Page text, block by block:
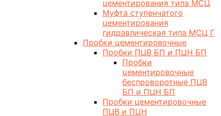
цементирования типа МСЦ
Муфта ступенчатого
цементирования
гидравлическая типа МСЦ Г
Пробки цементировочные
Пробки ПЦВ БП и ПЦН БП
Пробки
цементировочные
беспроворотные ПЦВ
БП и ПЦН БП
Пробки цементировочные
ПЦВ и ПЦН